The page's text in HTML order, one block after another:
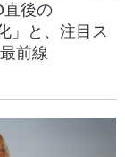
直後の
」と、注目ス
前線